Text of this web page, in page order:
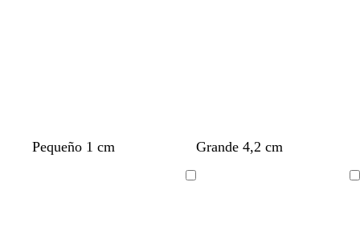
Pequeño 1 cm Grande 4,2 cm